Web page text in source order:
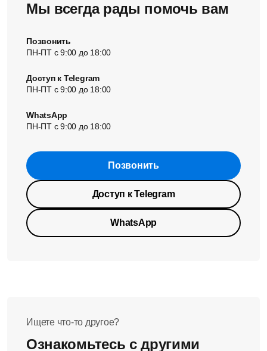
Мы всегда рады помочь вам
Позвонить
ПН-ПТ с 9:00 до 18:00
Доступ к Telegram
ПН-ПТ с 9:00 до 18:00
WhatsApp
ПН-ПТ с 9:00 до 18:00
Позвонить
Доступ к Telegram
WhatsApp
Ищете что-то другое?
Ознакомьтесь с другими